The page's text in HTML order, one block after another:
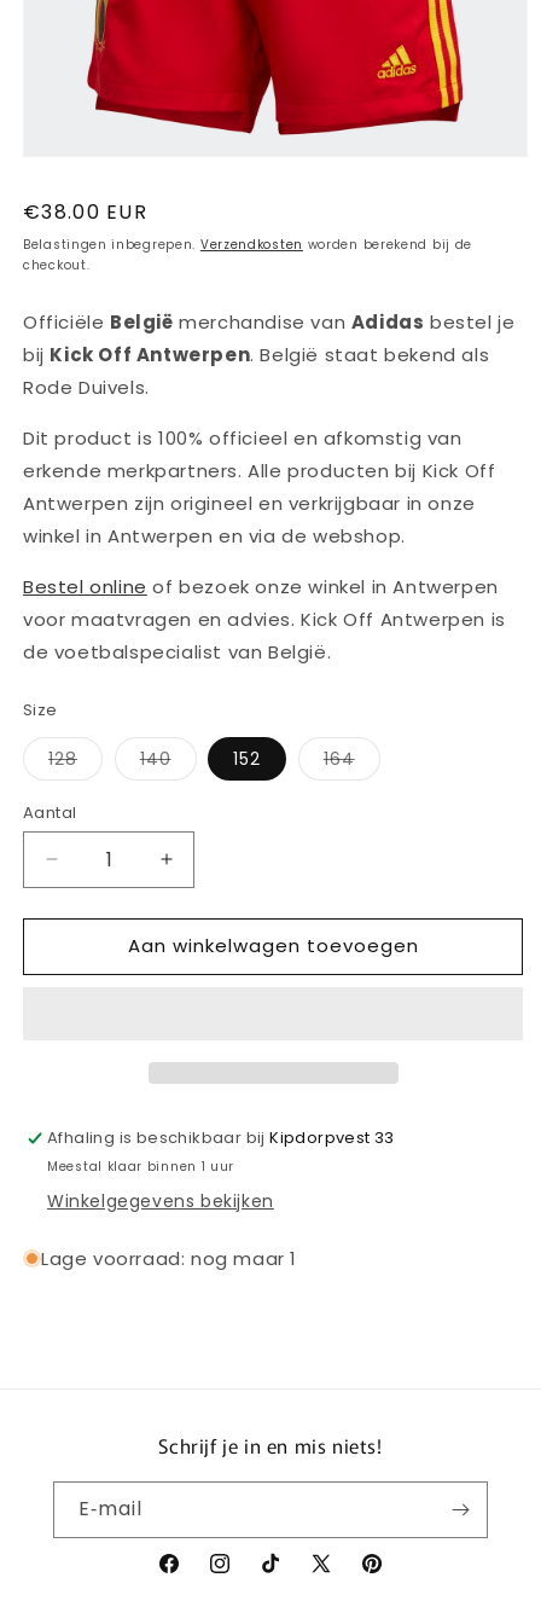
in
modaal
Normale
prijs
€38.00 EUR
Belastingen inbegrepen. Verzendkosten worden berekend bij de
checkout.
Officiële België merchandise van Adidas bestel je
bij Kick Off Antwerpen. België staat bekend als
Rode Duivels.
Dit product is 100% officieel en afkomstig van
erkende merkpartners. Alle producten bij Kick Off
Antwerpen zijn origineel en verkrijgbaar in onze
winkel in Antwerpen en via de webshop.
Bestel online of bezoek onze winkel in Antwerpen
voor maatvragen en advies. Kick Off Antwerpen is
de voetbalspecialist van België.
Size
128Variant
uitverkocht
140Variant
uitverkocht
152 164Variant
uitverkocht
Aantal
Aantal
Aantal
verlagen
voor
ADIDAS
RBFA
2023
Aantal
verhogen
voor
ADIDAS
RBFA
2023
Aan winkelwagen toevoegen
Afhaling is beschikbaar bijKipdorpvest 33
Meestal klaar binnen 1 uur
Winkelgegevens bekijken
Lage voorraad: nog maar 1
Schrijf je in en mis niets!
E‑mail
FacebookInstagramTikTokX
Pinterest